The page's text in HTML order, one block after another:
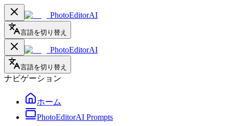
PhotoEditorAI
言語を切り替え
PhotoEditorAI
言語を切り替え
ナビゲーション
ホーム
PhotoEditorAI Prompts